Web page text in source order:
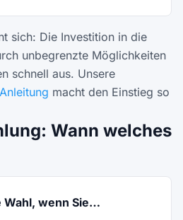
sich: Die Investition in die
unbegrenzte Möglichkeiten
schnell aus. Unsere
macht den Einstieg so
Wann welches
Wahl, wenn Sie…